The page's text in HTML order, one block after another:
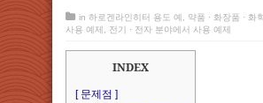
in 하로겐라인히터 용도 예
약품 · 화장품 · 화
사용 예제
전기 · 전자 분야에서 사용 예제
INDEX
[ 문제점 ]